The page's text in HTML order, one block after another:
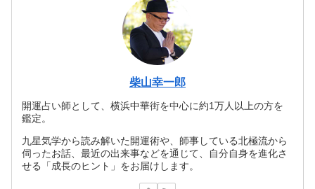
柴山幸一郎
開運占い師として、横浜中華街を中心に約1万人以上の方を
鑑定。
九星気学から読み解いた開運術や、師事している北極流から
伺ったお話、最近の出来事などを通じて、自分自身を進化さ
せる「成長のヒント」をお届けします。